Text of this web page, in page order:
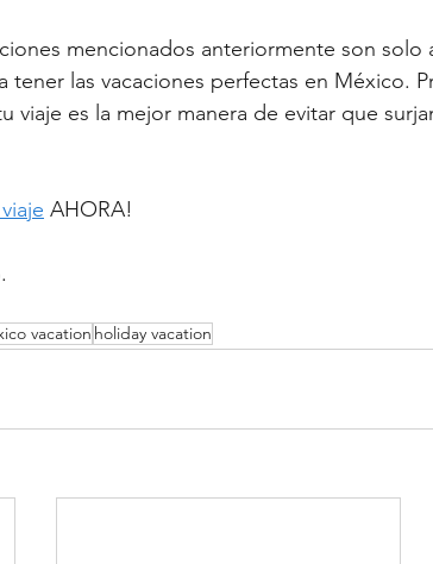
mencionados anteriormente son solo
tener las vacaciones perfectas en México.
viaje es la mejor manera de evitar que
AHORA!
vacation holiday vacation